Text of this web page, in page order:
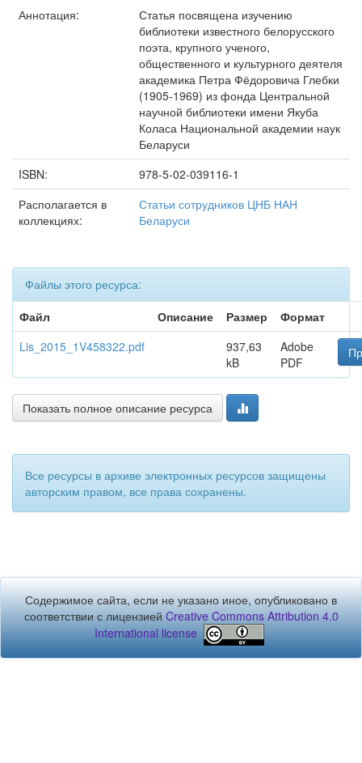
Аннотация:
Статья посвящена изучению
библиотеки известного белорус­ского
поэта, крупного ученого,
общественного и культурного дея­теля
академика Петра Фёдоровича Глебки
(1905-1969) из фонда Центральной
научной библиотеки имени Якуба
Коласа Нацио­нальной академии наук
Беларуси
ISBN:
978-5-02-039116-1
Располагается в
коллекциях:
Статьи сотрудников ЦНБ НАН
Беларуси
Файлы этого ресурса:
Файл
Описание Размер
Формат
Lis_2015_1V458322.pdf
937,63
kB
Adobe
PDF
Показать полное описание ресурса
Все ресурсы в архиве электронных ресурсов защищены
авторским правом, все права сохранены.
Содержимое сайта, если не указано иное, опубликовано в
соответствии с лицензиейCreative Commons Attribution 4.0
International license